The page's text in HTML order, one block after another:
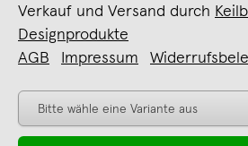
Verkauf und Versand durch
Designprodukte
AGB
Impressum